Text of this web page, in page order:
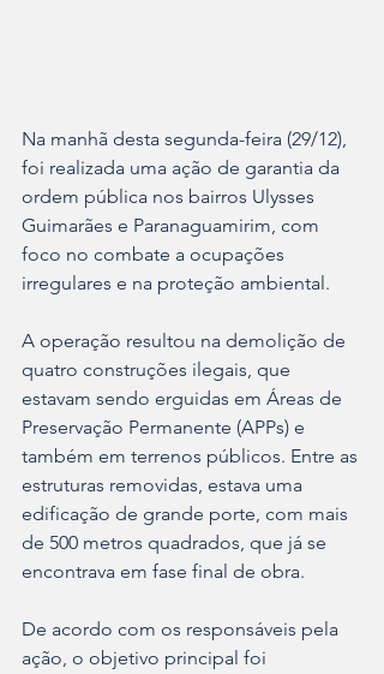
Na manhã desta segunda-feira (29/12),
foi realizada uma ação de garantia da
ordem pública nos bairros Ulysses
Guimarães e Paranaguamirim, com
foco no combate a ocupações
irregulares e na proteção ambiental.
A operação resultou na demolição de
quatro construções ilegais, que
estavam sendo erguidas em Áreas de
Preservação Permanente (APPs) e
também em terrenos públicos. Entre as
estruturas removidas, estava uma
edificação de grande porte, com mais
de 500 metros quadrados, que já se
encontrava em fase final de obra.
De acordo com os responsáveis pela
ação, o objetivo principal foi